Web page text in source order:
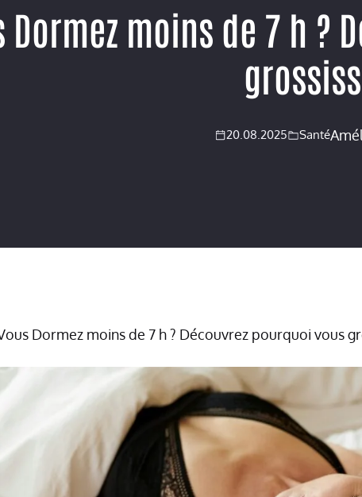
Dormez moins de 7 h ?
20.08.2025 Santé
Dormez moins de 7 h ? Découvrez pourquoi vous